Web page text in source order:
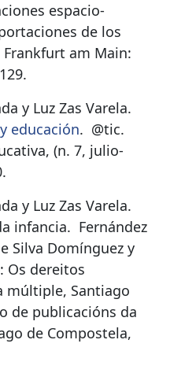
espacio-
de los
am Main:
y Luz Zas Varela.
educación. @tic.
(n. 7, julio-
y Luz Zas Varela.
infancia. Fernández
Silva Domínguez y
Os dereitos
múltiple, Santiago
de publicacións da
de Compostela,